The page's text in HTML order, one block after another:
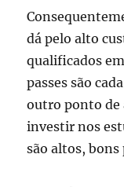
dá pelo alto
qualificados
passes são
outro ponto de
investir nos
são altos,